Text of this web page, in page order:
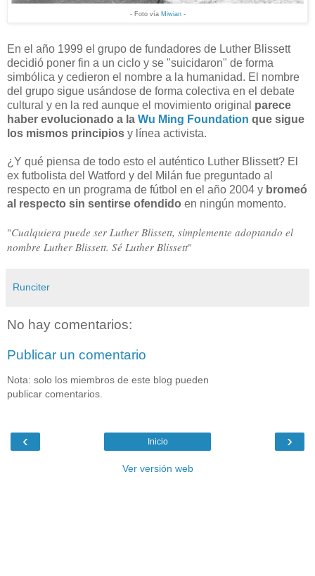
- Foto vía Miwian-
En el año 1999 el grupo de fundadores de Luther Blissett
decidió poner fin a un ciclo y se "suicidaron" de forma
simbólica y cedieron el nombre a la humanidad. El nombre
del grupo sigue usándose de forma colectiva en el debate
cultural y en la red aunque el movimiento original parece
haber evolucionado a la Wu Ming Foundation que sigue
los mismos principios y línea activista.
¿Y qué piensa de todo esto el auténtico Luther Blissett? El
ex futbolista del Watford y del Milán fue preguntado al
respecto en un programa de fútbol en el año 2004 y bromeó
al respecto sin sentirse ofendido en ningún momento.
"Cualquiera puede ser Luther Blissett, simplemente adoptando el
nombre Luther Blissett. Sé Luther Blissett"
Runciter
No hay comentarios:
Publicar un comentario
Nota: solo los miembros de este blog pueden
publicar comentarios.
‹ ›
Inicio
Ver versión web